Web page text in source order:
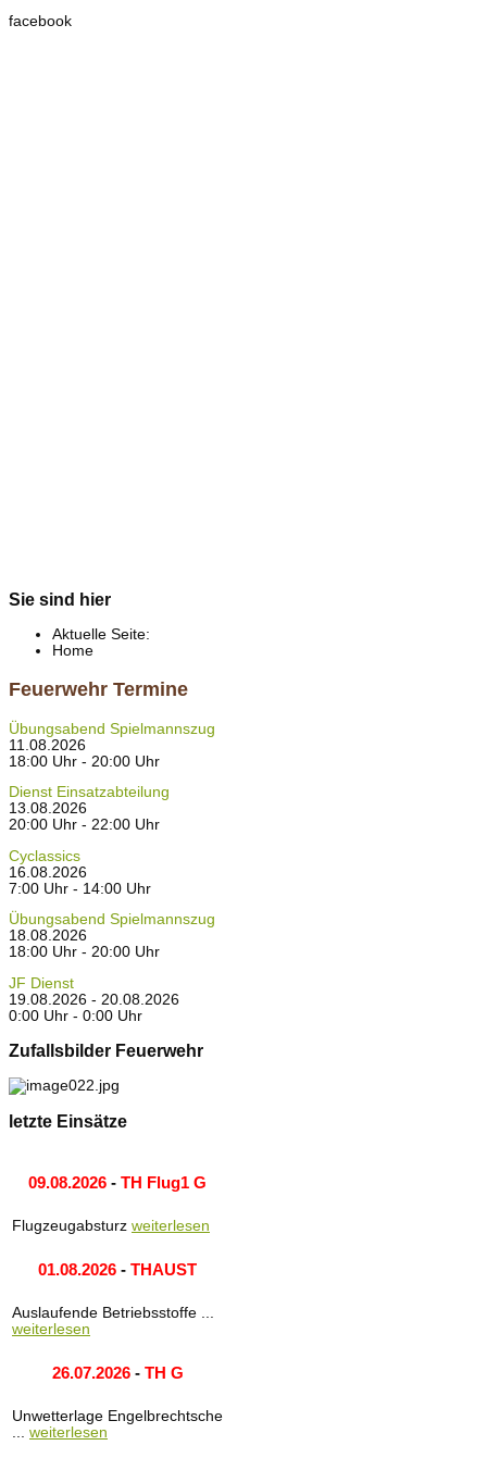
facebook
Sie sind hier
Aktuelle Seite:
Home
Feuerwehr Termine
Übungsabend Spielmannszug
11.08.2026
18:00 Uhr - 20:00 Uhr
Dienst Einsatzabteilung
13.08.2026
20:00 Uhr - 22:00 Uhr
Cyclassics
16.08.2026
7:00 Uhr - 14:00 Uhr
Übungsabend Spielmannszug
18.08.2026
18:00 Uhr - 20:00 Uhr
JF Dienst
19.08.2026 - 20.08.2026
0:00 Uhr - 0:00 Uhr
Zufallsbilder Feuerwehr
letzte Einsätze
09.08.2026 - TH Flug1 G
Flugzeugabsturz weiterlesen
01.08.2026 - THAUST
Auslaufende Betriebsstoffe ...
weiterlesen
26.07.2026- TH G
Unwetterlage Engelbrechtsche
... weiterlesen